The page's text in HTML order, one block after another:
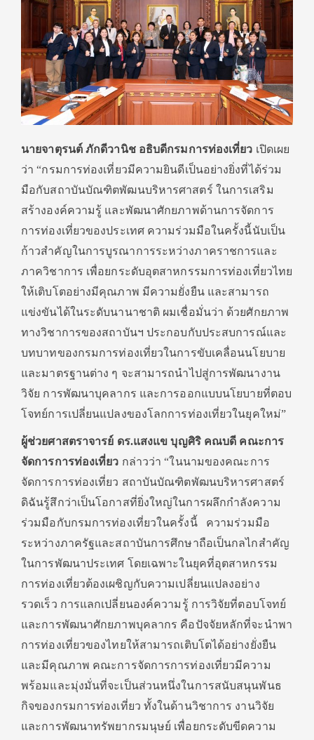
นายจาตุรนต์ ภักดีวานิช อธิบดีกรมการท่องเที่ยว เปิดเผย
ว่า “กรมการท่องเที่ยวมีความยินดีเป็นอย่างยิ่งที่ได้ร่วม
มือกับสถาบันบัณฑิตพัฒนบริหารศาสตร์ ในการเสริม
สร้างองค์ความรู้ และพัฒนาศักยภาพด้านการจัดการ
การท่องเที่ยวของประเทศ ความร่วมมือในครั้งนี้นับเป็น
ก้าวสำคัญในการบูรณาการระหว่างภาคราชการและ
ภาควิชาการ เพื่อยกระดับอุตสาหกรรมการท่องเที่ยวไทย
ให้เติบโตอย่างมีคุณภาพ มีความยั่งยืน และสามารถ
แข่งขันได้ในระดับนานาชาติ ผมเชื่อมั่นว่า ด้วยศักยภาพ
ทางวิชาการของสถาบันฯ ประกอบกับประสบการณ์และ
บทบาทของกรมการท่องเที่ยวในการขับเคลื่อนนโยบาย
และมาตรฐานต่าง ๆ จะสามารถนำไปสู่การพัฒนางาน
วิจัย การพัฒนาบุคลากร และการออกแบบนโยบายที่ตอบ
โจทย์การเปลี่ยนแปลงของโลกการท่องเที่ยวในยุคใหม่”
ผู้ช่วยศาสตราจารย์ ดร.แสงแข บุญศิริ คณบดี คณะการ
จัดการการท่องเที่ยว กล่าวว่า “ในนามของคณะการ
จัดการการท่องเที่ยว สถาบันบัณฑิตพัฒนบริหารศาสตร์
ดิฉันรู้สึกว่าเป็นโอกาสที่ยิ่งใหญ่ในการผลึกกำลังความ
ร่วมมือกับกรมการท่องเที่ยวในครั้งนี้ ความร่วมมือ
ระหว่างภาครัฐและสถาบันการศึกษาถือเป็นกลไกสำคัญ
ในการพัฒนาประเทศ โดยเฉพาะในยุคที่อุตสาหกรรม
การท่องเที่ยวต้องเผชิญกับความเปลี่ยนแปลงอย่าง
รวดเร็ว การแลกเปลี่ยนองค์ความรู้ การวิจัยที่ตอบโจทย์
และการพัฒนาศักยภาพบุคลากร คือปัจจัยหลักที่จะนำพา
การท่องเที่ยวของไทยให้สามารถเติบโตได้อย่างยั่งยืน
และมีคุณภาพ คณะการจัดการการท่องเที่ยวมีความ
พร้อมและมุ่งมั่นที่จะเป็นส่วนหนึ่งในการสนับสนุนพันธ
กิจของกรมการท่องเที่ยว ทั้งในด้านวิชาการ งานวิจัย
และการพัฒนาทรัพยากรมนุษย์ เพื่อยกระดับขีดความ